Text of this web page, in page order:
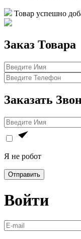
Товар успешно
Заказ Товара
Заказать
Я не робот
Отправить
Войти